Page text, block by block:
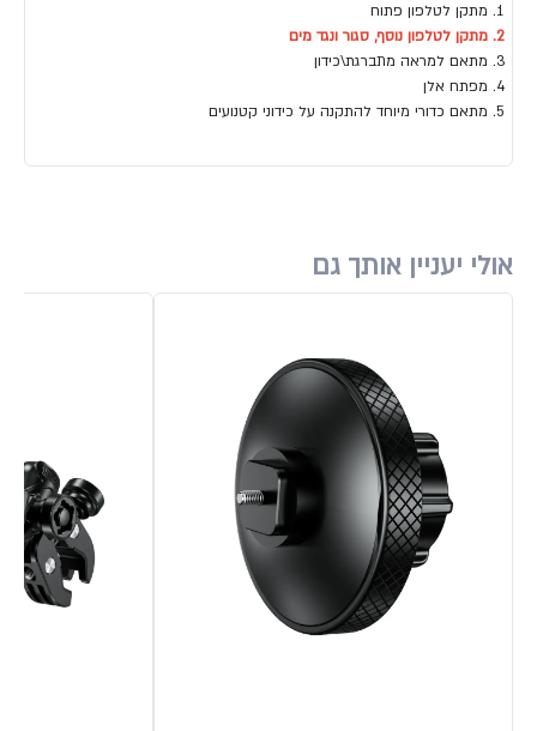
מתקן לטלפון פתוח
מתקן לטלפון נוסף, סגור ונגד מים
מתאם למראה מתברגת\כידון
מפתח אלן
מתאם כדורי מיוחד להתקנה על כידוני קטנועים
אולי יעניין אותך גם